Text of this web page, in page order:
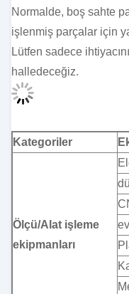
Normalde, boş sahte
işlenmiş parçalar için
Lütfen sadece
halledeceğiz.
Kategoriler
Ölçü/Alat işleme
ekipmanları